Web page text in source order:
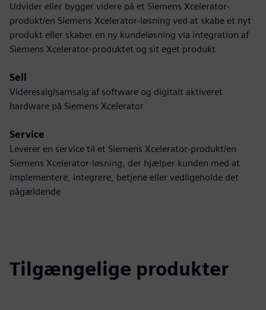
Udvider eller bygger videre på et Siemens Xcelerator-
produkt/en Siemens Xcelerator-løsning ved at skabe et nyt
produkt eller skaber en ny kundeløsning via integration af
Siemens Xcelerator-produktet og sit eget produkt
Sell
Videresalg/samsalg af software og digitalt aktiveret
hardware på Siemens Xcelerator
Service
Leverer en service til et Siemens Xcelerator-produkt/en
Siemens Xcelerator-løsning, der hjælper kunden med at
implementere, integrere, betjene eller vedligeholde det
pågældende
Tilgængelige produkter